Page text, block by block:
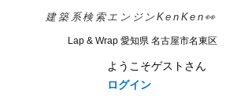
建築系検索エンジンKenKen👀
Lap & Wrap 愛知県 名古屋市名東区
ようこそゲストさん
ログイン